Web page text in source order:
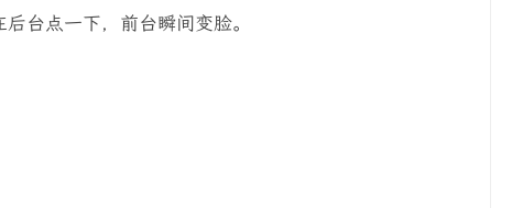
台点一下，前台瞬间变脸。